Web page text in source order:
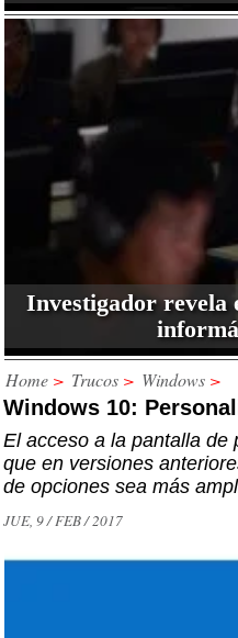
Investigador revela
Home > Trucos > Windows >
Windows 10:
El acceso a la pantalla de
que en versiones
de opciones sea más
JUE, 9 / FEB / 2017